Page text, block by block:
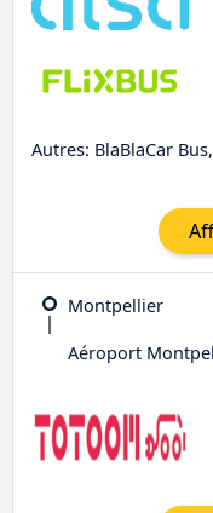
Autres: BlaBlaCar
Montpellier
Aéroport